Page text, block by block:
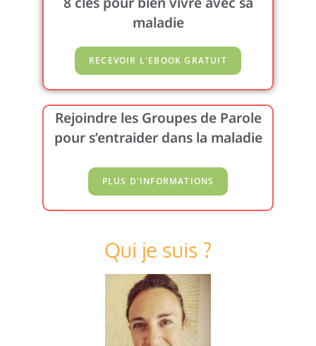
maladie
Rejoindre les Groupes de Parole
pour s’entraider dans la maladie
Qui je suis ?